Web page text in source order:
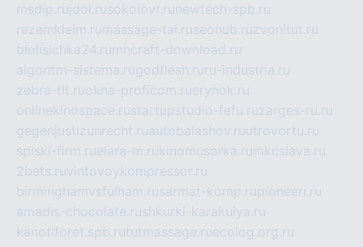
msdip.ru jdol.rusokolovr.ru newtech-spb.ru
rezemkleim.ru massage-tai.ruseonub.ruzvonitut.ru
biolisichka24.ru mncraft-download.ru
algoritm-sistema.rugodflesh.ru ru-industria.ru
zebra-tlt.ruokna-proficom.ruerynok.ru
onlinekinospace.rustartupstudio-fefu.ruzarges-ru.ru
gegenjustizunrecht.ruautobalashov.ruutrovortu.ru
spiski-firm.ruelara-m.rukinomusorka.ru mkcslava.ru
2bets.ruvintovoykompressor.ru
birminghamvsfulham.rusarmat-komp.rupioneeri.ru
amadis-chocolate.rushkurki-karakulya.ru
kanotiforet.spb.rututmassage.ruecolog.org.ru